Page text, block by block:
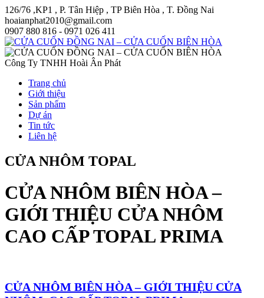
126/76 ,KP1 , P. Tân Hiệp , TP Biên Hòa , T. Đồng Nai
hoaianphat2010@gmail.com
0907 880 816 - 0971 026 411
Công Ty TNHH Hoài Ân Phát
Trang chủ
Giới thiệu
Sản phẩm
Dự án
Tin tức
Liên hệ
CỬA NHÔM TOPAL
CỬA NHÔM BIÊN HÒA –
GIỚI THIỆU CỬA NHÔM
CAO CẤP TOPAL PRIMA
CỬA NHÔM BIÊN HÒA – GIỚI THIỆU CỬA